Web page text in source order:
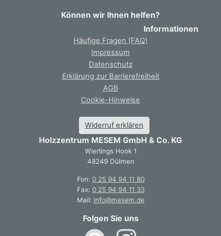
Können wir Ihnen helfen?
Informationen
Häufige Fragen (FAQ)
Impressum
Datenschutz
Erklärung zur Barrierefreiheit
AGB
Cookie-Hinweise
Widerruf erklären
Holzzentrum MESEM GmbH & Co. KG
Wierlings Hook 1
48249 Dülmen
Fon: 0 25 94 94 11 80
Fax: 0 25 94 94 11 33
Mail: info@mesem.de
Folgen Sie uns